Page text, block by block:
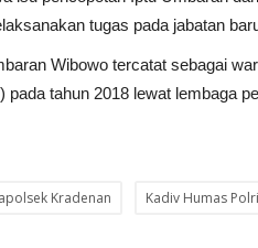
tugas pada jabatan
Wibowo tercatat sebagai
tahun 2018 lewat lembaga
Kradenan Kadiv Humas Polri